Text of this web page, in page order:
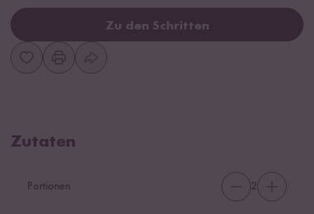
Zu den Schritten
Zutaten
Portionen 2